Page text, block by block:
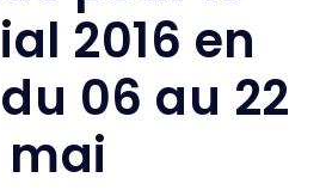
2016 en
06 au 22
mai